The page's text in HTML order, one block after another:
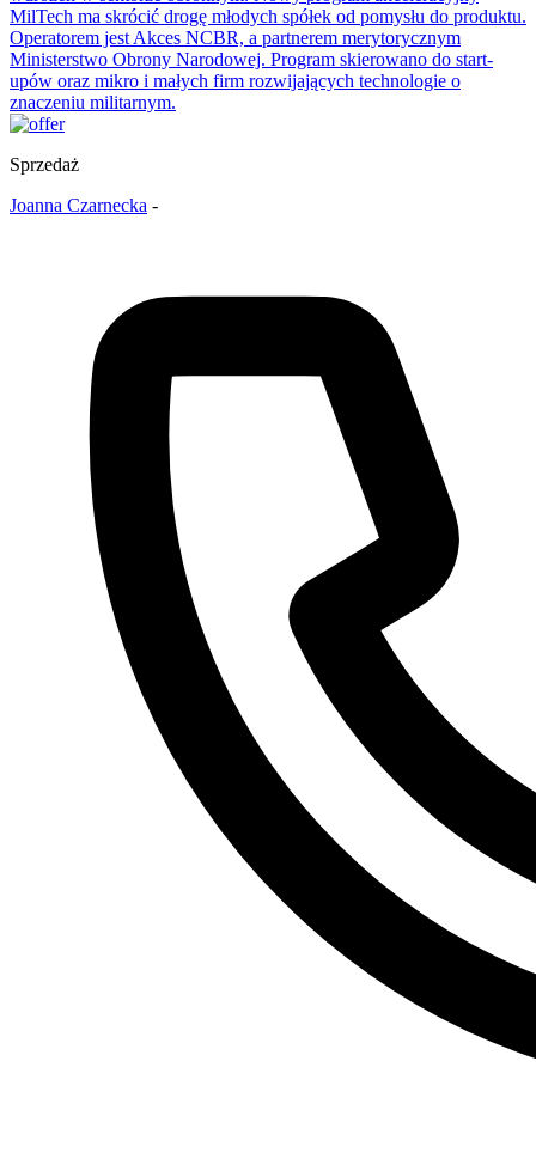
MilTech ma skrócić drogę młodych spółek od pomysłu do produktu.
Operatorem jest Akces NCBR, a partnerem merytorycznym
Ministerstwo Obrony Narodowej. Program skierowano do start-
upów oraz mikro i małych firm rozwijających technologie o
znaczeniu militarnym.
Sprzedaż
Joanna Czarnecka -